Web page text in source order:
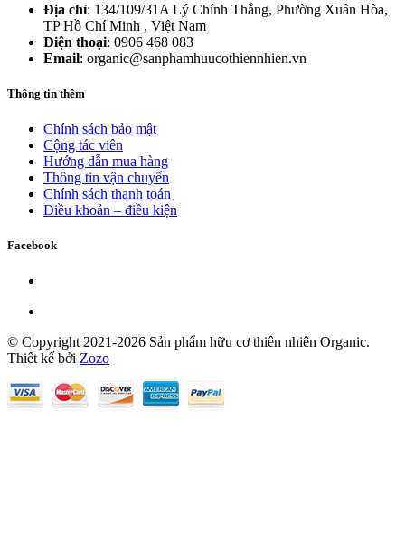
Địa chỉ: 134/109/31A Lý Chính Thắng, Phường Xuân Hòa,
TP Hồ Chí Minh , Việt Nam
Điện thoại: 0906 468 083
Email: organic@sanphamhuucothiennhien.vn
Thông tin thêm
Chính sách bảo mật
Cộng tác viên
Hướng dẫn mua hàng
Thông tin vận chuyển
Chính sách thanh toán
Điều khoản – điều kiện
Facebook
© Copyright 2021-2026 Sản phẩm hữu cơ thiên nhiên Organic.
Thiết kế bởi Zozo